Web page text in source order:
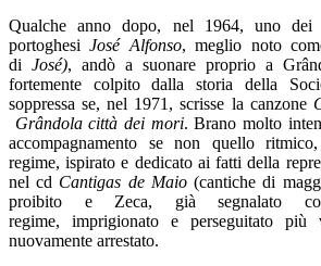
Qualche anno dopo, nel 1964, uno dei
portoghesiJosé Alfonso, meglio noto
di José), andò a suonare proprio a
fortemente colpito dalla storia della
soppressa se, nel 1971, scrisse la canzone
Grândola città dei mori. Brano molto
accompagnamento se non quello
regime, ispirato e dedicato ai fatti della
nel cd Cantigas de Maio(cantiche di
proibito e Zeca, già segnalato
regime, imprigionato e perseguitato
nuovamente arrestato.